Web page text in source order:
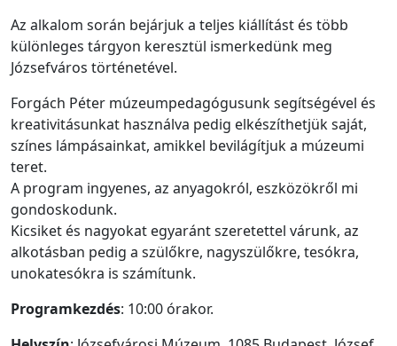
Az alkalom során bejárjuk a teljes kiállítást és több
különleges tárgyon keresztül ismerkedünk meg
Józsefváros történetével.
Forgách Péter múzeumpedagógusunk segítségével és
kreativitásunkat használva pedig elkészíthetjük saját,
színes lámpásainkat, amikkel bevilágítjuk a múzeumi
teret.
A program ingyenes, az anyagokról, eszközökről mi
gondoskodunk.
Kicsiket és nagyokat egyaránt szeretettel várunk, az
alkotásban pedig a szülőkre, nagyszülőkre, tesókra,
unokatesókra is számítunk.
Programkezdés: 10:00 órakor.